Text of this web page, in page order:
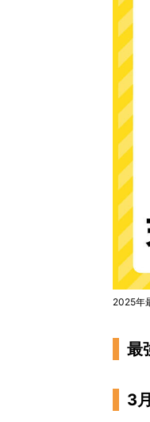
2025年
最
3